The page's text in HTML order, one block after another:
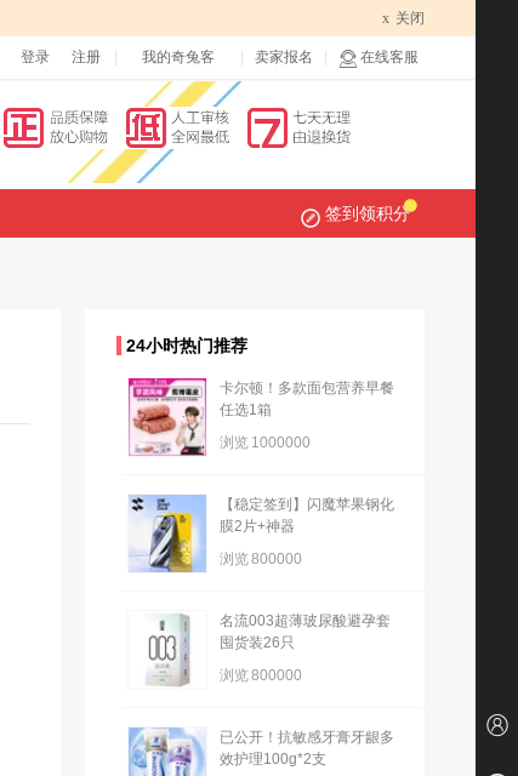
x 关闭
登录 注册 我的奇兔客 卖家报名 在线客服
签到领积分
24小时热门推荐
卡尔顿！多款面包营养早餐
任选1箱
浏览 1000000
【稳定签到】闪魔苹果钢化
膜2片+神器
浏览800000
名流003超薄玻尿酸避孕套
囤货装26只
浏览800000
已公开！抗敏感牙膏牙龈多
效护理100g*2支